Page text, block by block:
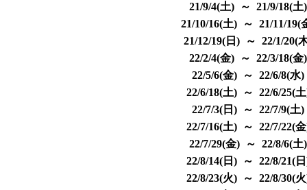
21/9/4(土) ～ 21/9/18(
21/10/16(土) ～ 21/11/
21/12/19(日) ～ 22/1/20(
22/2/4(金) ～ 22/3/18(
22/5/6(金) ～ 22/6/8(
22/6/18(土) ～ 22/6/25(
22/7/3(日) ～ 22/7/9(
22/7/16(土) ～ 22/7/22(
22/7/29(金) ～ 22/8/6(
22/8/14(日) ～ 22/8/21(
22/8/23(火) ～ 22/8/30(